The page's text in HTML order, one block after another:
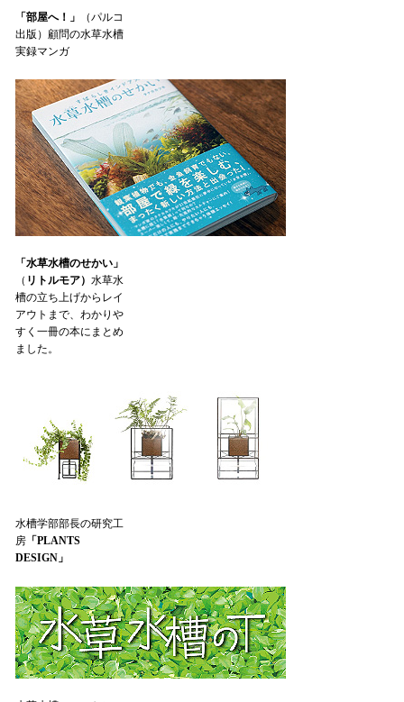
「部屋へ！」
（パルコ
出版）顧問の水草水槽
実録マンガ
「水草水槽のせかい」
（ リトルモア） 水草水
槽の立ち上げからレイ
アウトまで、わかりや
すく一冊の本にまとめ
ました。
水槽学部部長の研究工
房「PLANTS
DESIGN」